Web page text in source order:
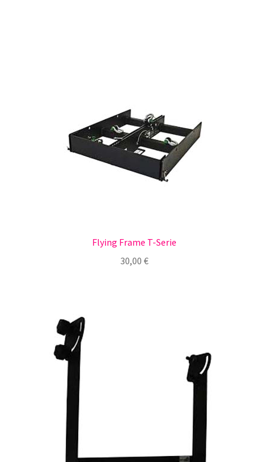
Flying Frame T-Serie
30,00 €